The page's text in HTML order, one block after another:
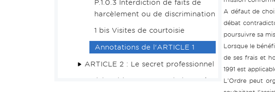
P.1.0.3 Interdiction de faits de
harcèlement ou de discrimination
1 bis Visites de courtoisie
Annotations de l'ARTICLE 1
ARTICLE 2 : Le secret professionnel
Article 2 bis : Le secret de l'enquête
A défaut de
débat
poursuivre sa
Lorsque le
de ses frais et
1991 est
L'Ordre peut